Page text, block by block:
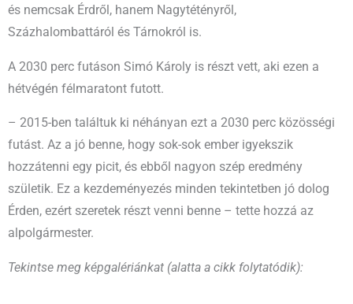
és nemcsak Érdről, hanem Nagytétényről,
Százhalombattáról és Tárnokról is.
A 2030 perc futáson Simó Károly is részt vett, aki ezen a
hétvégén félmaratont futott.
– 2015-ben találtuk ki néhányan ezt a 2030 perc közösségi
futást. Az a jó benne, hogy sok-sok ember igyekszik
hozzátenni egy picit, és ebből nagyon szép eredmény
születik. Ez a kezdeményezés minden tekintetben jó dolog
Érden, ezért szeretek részt venni benne – tette hozzá az
alpolgármester.
Tekintse meg képgalériánkat (alatta a cikk folytatódik):